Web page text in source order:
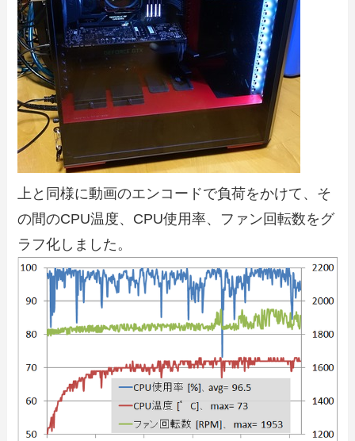
上と同様に動画のエンコードで負荷をかけて、そ
の間のCPU温度、CPU使用率、ファン回転数をグ
ラフ化しました。